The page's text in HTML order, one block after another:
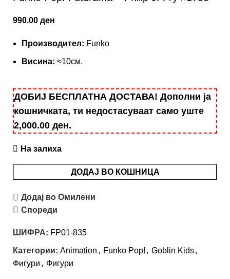
990.00 ден
Производител: Funko
Висина: ≈10см.
ДОБИЈ БЕСПЛАТНА ДОСТАВА! Дополни ја
кошничката, ти недостасуваат само уште
2,000.00 ден.
На залиха
ДОДАЈ ВО КОШНИЦА
Додај во Омилени
Спореди
ШИФРА: FP01-835
Категории: Animation , Funko Pop! , Goblin Kids,
Фигури , Фигури